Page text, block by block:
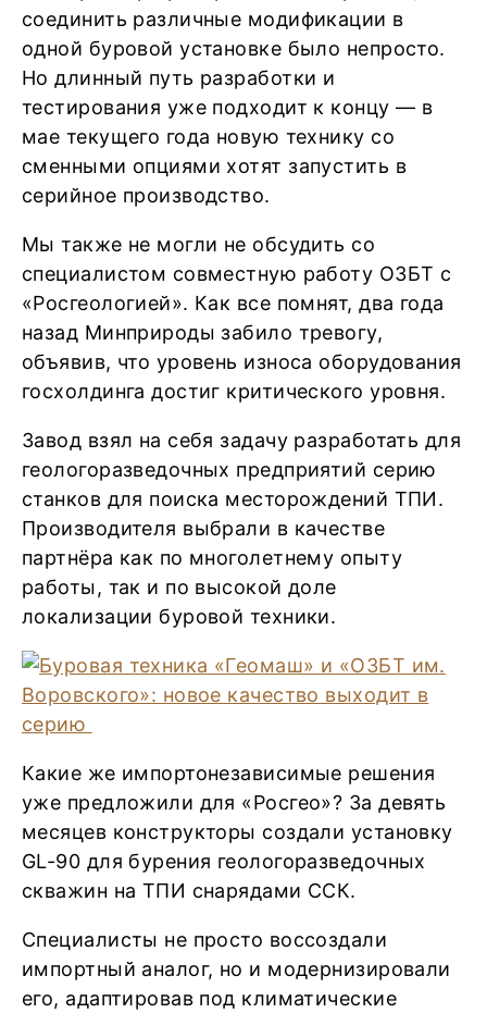
соединить различные модификации в
одной буровой установке было непросто.
Но длинный путь разработки и
тестирования уже подходит к концу — в
мае текущего года новую технику со
сменными опциями хотят запустить в
серийное производство.
Мы также не могли не обсудить со
специалистом совместную работу ОЗБТ с
«Росгеологией». Как все помнят, два года
назад Минприроды забило тревогу,
объявив, что уровень износа оборудования
госхолдинга достиг критического уровня.
Завод взял на себя задачу разработать для
геологоразведочных предприятий серию
станков для поиска месторождений ТПИ.
Производителя выбрали в качестве
партнёра как по многолетнему опыту
работы, так и по высокой доле
локализации буровой техники.
Какие же импортонезависимые решения
уже предложили для «Росгео»? За девять
месяцев конструкторы создали установку
GL-90 для бурения геологоразведочных
скважин на ТПИ снарядами ССК.
Специалисты не просто воссоздали
импортный аналог, но и модернизировали
его, адаптировав под климатические